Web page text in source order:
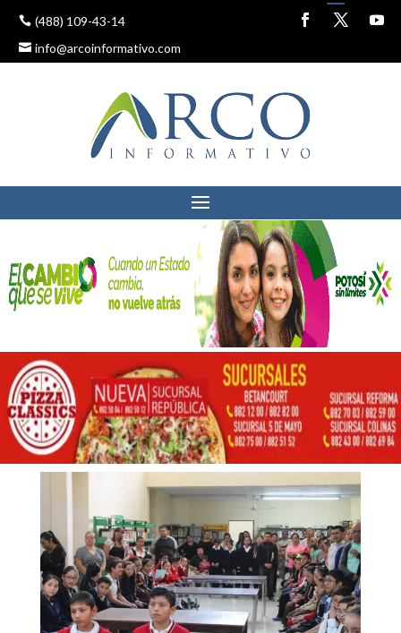
(488) 109-43-14
info@arcoinformativo.com
PREPARA AYUNTAMIENTO ACTIVIDAD DE “CABILDO POR
UN DIA”.
PREPARA
AYUNTAMIENTO
ACTIVIDAD DE “CABILDO
POR UN DIA”.
Noticias locales
25 abril, 2018